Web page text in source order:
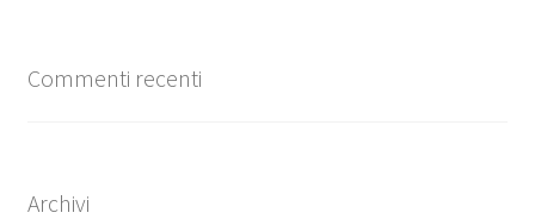
Commenti recenti
Archivi